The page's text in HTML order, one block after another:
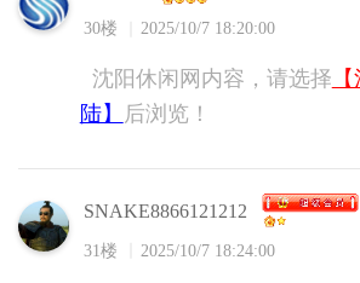
30楼 2025/10/7 18:20:00
沈阳休闲网内容，请选择
陆】
后浏览！
SNAKE8866121212
31楼 2025/10/7 18:24:00